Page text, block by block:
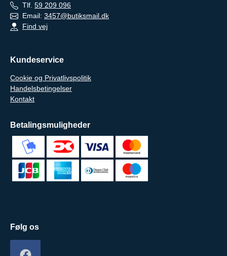
Tlf. 59 209 096
Email: 3457@butiksmail.dk
Find vej
Kundeservice
Cookie og Privatlivspolitik
Handelsbetingelser
Kontakt
Betalingsmuligheder
Følg os